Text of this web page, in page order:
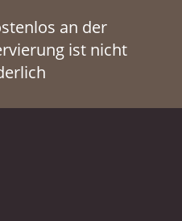
an der
ist nicht